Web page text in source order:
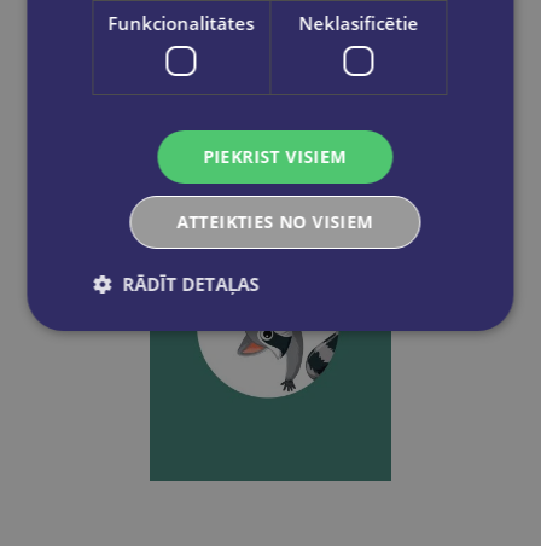
€1.75
Add to cart
Funkcionalitātes Neklasificētie
PIEKRIST VISIEM
ATTEIKTIES NO VISIEM
RĀDĪT DETAĻAS